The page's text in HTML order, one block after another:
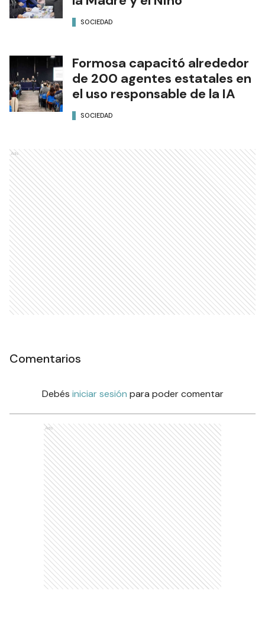
SOCIEDAD
Formosa capacitó alrededor
de 200 agentes estatales en
el uso responsable de la IA
SOCIEDAD
Ads
Comentarios
Debés iniciar sesión para poder comentar
Ads